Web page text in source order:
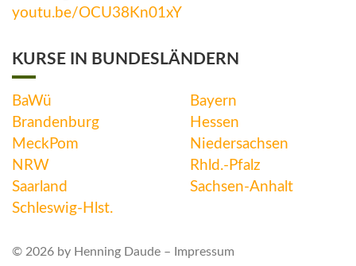
youtu.be/OCU38Kn01xY
KURSE IN BUNDESLÄNDERN
BaWü
Bayern
Brandenburg
Hessen
MeckPom
Niedersachsen
NRW
Rhld.-Pfalz
Saarland
Sachsen-Anhalt
Schleswig-Hlst.
© 2026 by Henning Daude – Impressum